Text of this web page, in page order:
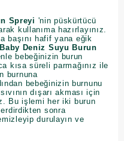
Spreyi 'nin püskürtücü
kullanıma hazırlayınız.
başını hafif yana eğik
Deniz Suyu Burun
bebeğinizin burun
kısa süreli parmağınız ile
burnuna
bebeğinizin burnunu
dışarı akması için
Bu işlemi her iki burun
sonra
durulayın ve